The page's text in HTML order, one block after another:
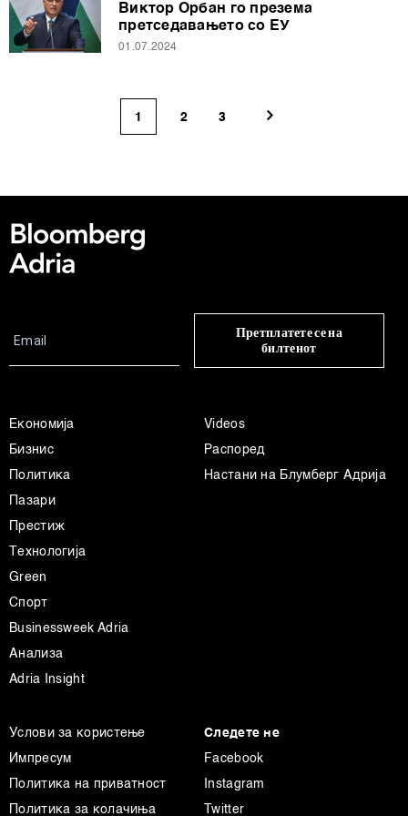
Виктор Орбан го презема
претседавањето со ЕУ
01.07.2024
1 2 3
Претплатете се на
билтенот
Економија
Бизнис
Политика
Пазари
Престиж
Технологија
Green
Спорт
Businessweek Adria
Анализа
Adria Insight
Videos
Распоред
Настани на Блумберг Адрија
Услови за користење
Импресум
Политика на приватност
Политика за колачиња
Следете не
Facebook
Instagram
Twitter